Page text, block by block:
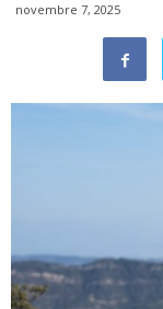
novembre 7, 2025